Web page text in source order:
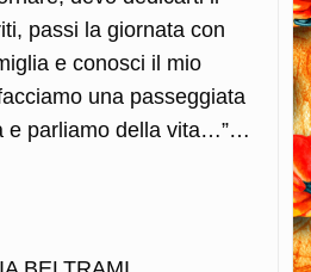
passi la giornata con
e conosci il mio
una passeggiata
e parliamo della vita…”…